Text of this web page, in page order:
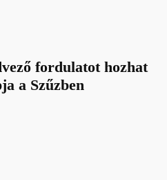
fordulatot hozhat
a Szűzben